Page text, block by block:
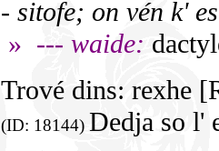
- sitofe; on vén k'
» --- waide:
Trové dins: rexhe
(ID: 18144) Dedja so l'